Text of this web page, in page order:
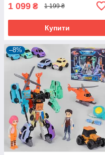
1 099 ₴ 1 199 ₴
Купити
–8%